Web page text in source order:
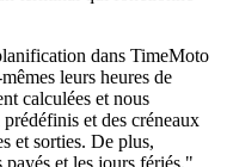
dans TimeMoto
leurs heures de
calculées et nous
et des créneaux
et sorties. De plus,
et les jours fériés."